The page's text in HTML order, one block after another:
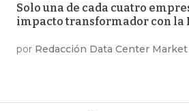
Solo una de cada cuatro
impacto transformador con la
por Redacción Data Center Market